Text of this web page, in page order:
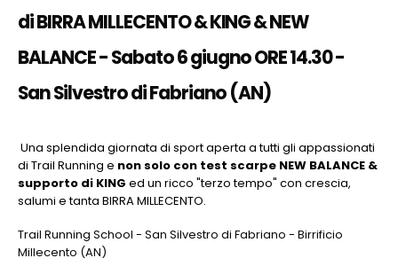
di BIRRA MILLECENTO & KING & NEW
BALANCE - Sabato 6 giugno ORE 14.30 -
San Silvestro di Fabriano (AN)
Una splendida giornata di sport aperta a tutti gli appassionati
di Trail Running e non solo con test scarpe NEW BALANCE &
supporto di KING ed un ricco "terzo tempo" con crescia,
salumi e tanta BIRRA MILLECENTO.
Trail Running School - San Silvestro di Fabriano - Birrificio
Millecento (AN)